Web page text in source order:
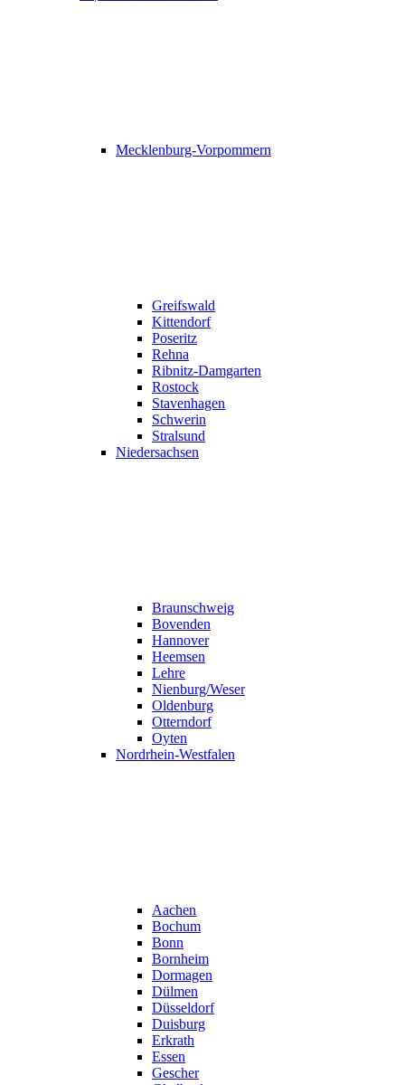
Mecklenburg-Vorpommern
Greifswald
Kittendorf
Poseritz
Rehna
Ribnitz-Damgarten
Rostock
Stavenhagen
Schwerin
Stralsund
Niedersachsen
Braunschweig
Bovenden
Hannover
Heemsen
Lehre
Nienburg/Weser
Oldenburg
Otterndorf
Oyten
Nordrhein-Westfalen
Aachen
Bochum
Bonn
Bornheim
Dormagen
Dülmen
Düsseldorf
Duisburg
Erkrath
Essen
Gescher